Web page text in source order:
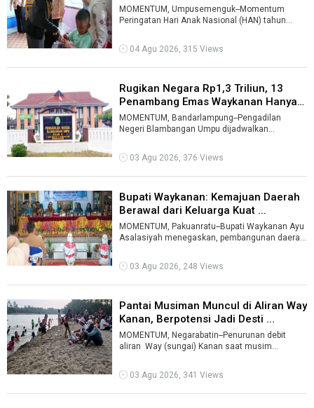
MOMENTUM, Umpusemenguk--Momentum
Peringatan Hari Anak Nasional (HAN) tahun
04 Agu 2026, 315 Views
Rugikan Negara Rp1,3 Triliun, 13
Penambang Emas Waykanan Hanya
Di ...
MOMENTUM, Bandarlampung--Pengadilan
Negeri Blambangan Umpu dijadwalkan
03 Agu 2026, 376 Views
Bupati Waykanan: Kemajuan Daerah
Berawal dari Keluarga Kuat ...
MOMENTUM, Pakuanratu--Bupati Waykanan Ayu
Asalasiyah menegaskan, pembangunan daerah
03 Agu 2026, 248 Views
Pantai Musiman Muncul di Aliran Way
Kanan, Berpotensi Jadi Desti ...
MOMENTUM, Negarabatin--Penurunan debit
aliran Way (sungai) Kanan saat musim
...
03 Agu 2026, 341 Views